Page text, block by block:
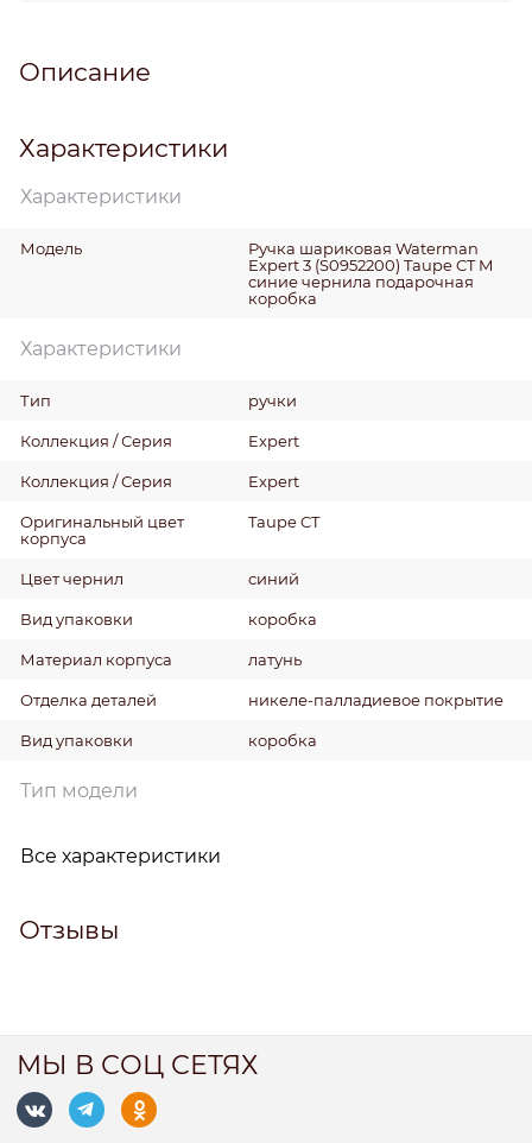
Описание
Характеристики
Характеристики
Модель
Ручка шариковая Waterman
Expert 3 (S0952200) Taupe CT M
синие чернила подарочная
коробка
Характеристики
Тип ручки
Коллекция / Серия Expert
Коллекция / Серия Expert
Оригинальный цвет
корпуса
Taupe CT
Цвет чернил синий
Вид упаковки коробка
Материал корпуса латунь
Отделка деталей никеле-палладиевое покрытие
Вид упаковки коробка
Тип модели
Все характеристики
Отзывы
МЫ В СОЦ СЕТЯХ